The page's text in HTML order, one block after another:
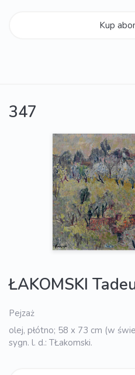
Kup
347
ŁAKOMSKI
Pejzaż
olej, płótno; 58 x 73 cm (w
sygn. l. d.: TŁakomski.